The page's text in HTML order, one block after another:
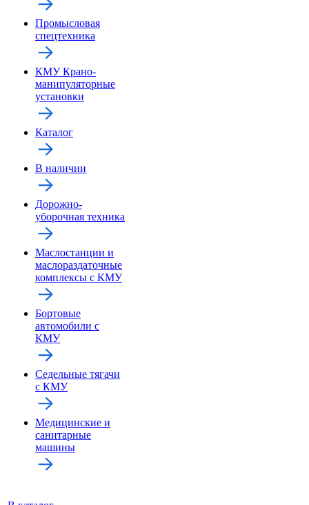
Промысловая
спецтехника
КМУ Крано-
манипуляторные
установки
Каталог
В наличии
Дорожно-
уборочная техника
Маслостанции и
маслораздаточные
комплексы с КМУ
Бортовые
автомобили с
КМУ
Седельные тягачи
с КМУ
Медицинские и
санитарные
машины